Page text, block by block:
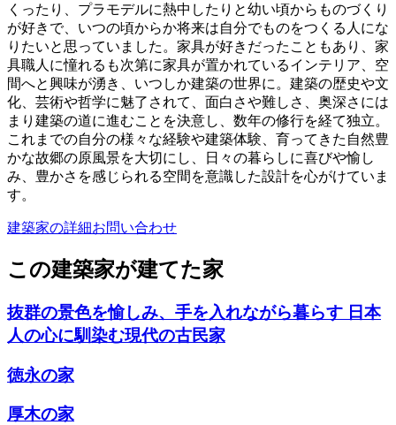
くったり、プラモデルに熱中したりと幼い頃からものづくり
が好きで、いつの頃からか将来は自分でものをつくる人にな
りたいと思っていました。家具が好きだったこともあり、家
具職人に憧れるも次第に家具が置かれているインテリア、空
間へと興味が湧き、いつしか建築の世界に。建築の歴史や文
化、芸術や哲学に魅了されて、面白さや難しさ、奥深さには
まり建築の道に進むことを決意し、数年の修行を経て独立。
これまでの自分の様々な経験や建築体験、育ってきた自然豊
かな故郷の原風景を大切にし、日々の暮らしに喜びや愉し
み、豊かさを感じられる空間を意識した設計を心がけていま
す。
建築家の詳細お問い合わせ
この建築家が建てた家
抜群の景色を愉しみ、手を入れながら暮らす 日本
人の心に馴染む現代の古民家
徳永の家
厚木の家